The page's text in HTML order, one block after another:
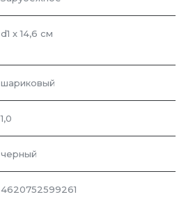
d1 х 14,6 см
шариковый
1,0
черный
4620752599261